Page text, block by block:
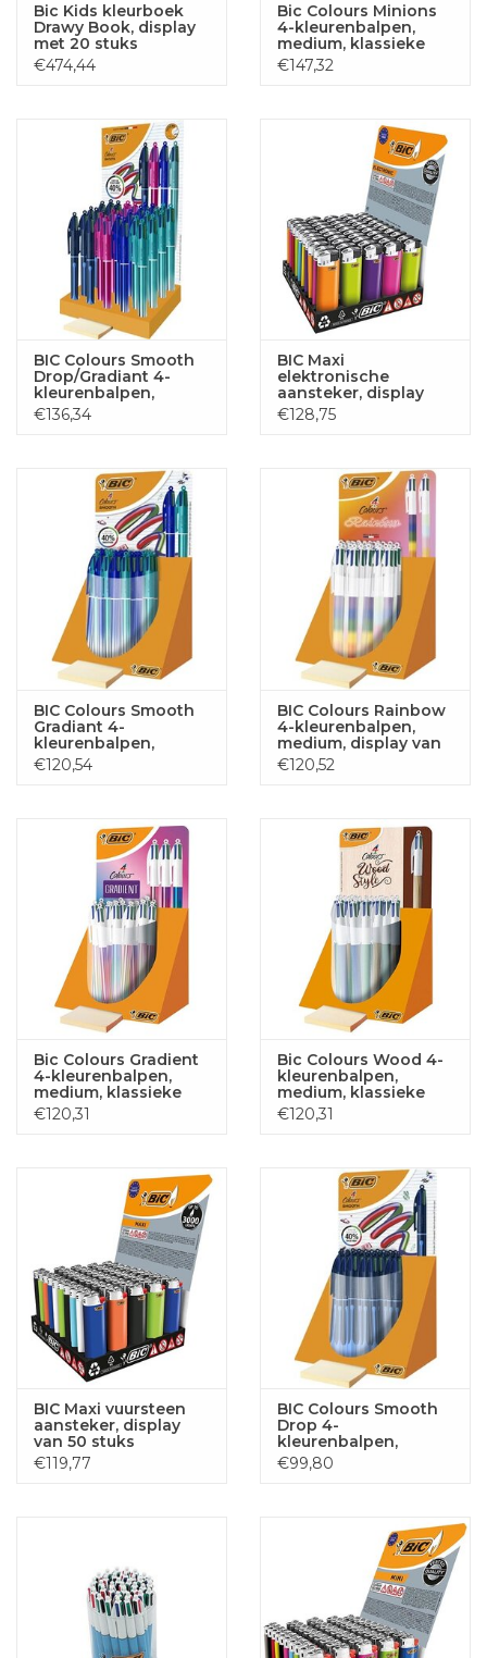
Bic Kids kleurboek
Drawy Book, display
met 20 stuks
€474,44
Bic Colours Minions
4-kleurenbalpen,
medium, klassieke
inktkleuren, display
van 40 stuks
€147,32
BIC Colours Smooth
Drop/Gradiant 4-
kleurenbalpen,
medium, display van
36 stuks
€136,34
BIC Maxi
elektronische
aansteker, display
van 50 stuks
€128,75
BIC Colours Smooth
Gradiant 4-
kleurenbalpen,
medium, blauw en
groen, display van 30
€120,54
BIC Colours Rainbow
4-kleurenbalpen,
medium, display van
30 stuks
€120,52
Bic Colours Gradient
4-kleurenbalpen,
medium, klassieke
inktkleuren, display
van 30 stuks
€120,31
Bic Colours Wood 4-
kleurenbalpen,
medium, klassieke
inktkleuren, display
van 30 stuks
€120,31
BIC Maxi vuursteen
aansteker, display
van 50 stuks
€119,77
BIC Colours Smooth
Drop 4-
kleurenbalpen,
medium, display van
30 stuks
€99,80